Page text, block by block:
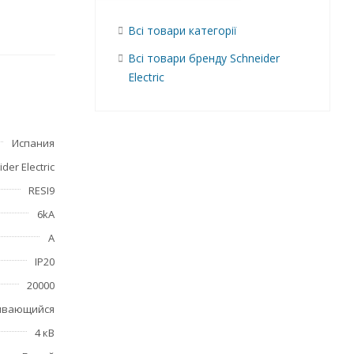
Испания
Electric
RESI9
6kA
А
IP20
20000
4 кВ
Всі товари категорії
Всі товари бренду Schneider
Electric